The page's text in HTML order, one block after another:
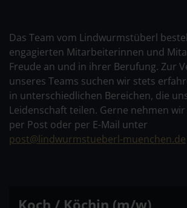
Das Team vom Lindwurmstüberl
engagierten Mitarbeiterinnen und
Freude an und in ihrer Berufung. Zur
unseres Teams suchen wir stets
in unterschiedlichen Bereichen, die
Leidenschaft teilen. Gerne nehmen
per Post oder per E-Mail unter
post@lindwurmstueberl-muenchen.de
Koch / Köchin (m/w)